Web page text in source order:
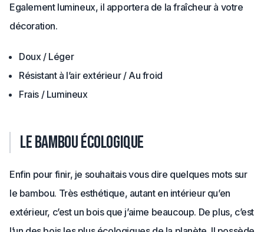
Egalement lumineux, il apportera de la fraîcheur à votre
décoration.
Doux / Léger
Résistant à l’air extérieur / Au froid
Frais / Lumineux
Le bambou écologique
Enfin pour finir, je souhaitais vous dire quelques mots sur
le bambou. Très esthétique, autant en intérieur qu’en
extérieur, c’est un bois que j’aime beaucoup. De plus, c’est